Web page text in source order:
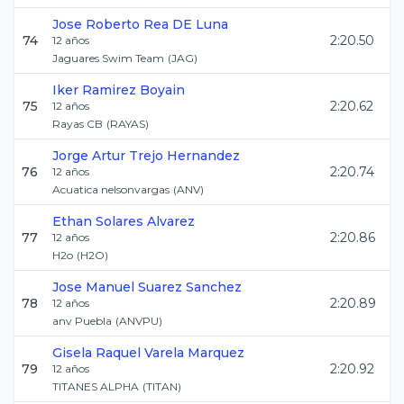
74
Jose Roberto Rea DE Luna
12 años
Jaguares Swim Team (JAG)
2:20.50
75
Iker Ramirez Boyain
12 años
Rayas CB (RAYAS)
2:20.62
76
Jorge Artur Trejo Hernandez
12 años
Acuatica nelsonvargas (ANV)
2:20.74
77
Ethan Solares Alvarez
12 años
H2o (H2O)
2:20.86
78
Jose Manuel Suarez Sanchez
12 años
anv Puebla (ANVPU)
2:20.89
79
Gisela Raquel Varela Marquez
12 años
TITANES ALPHA (TITAN)
2:20.92